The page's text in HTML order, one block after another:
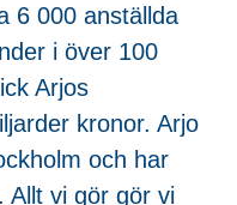
6 000 anställda
i över 100
Arjos
kronor. Arjo
och har
Allt vi gör gör vi